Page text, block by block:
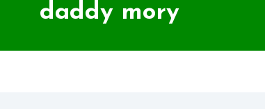
daddy mory